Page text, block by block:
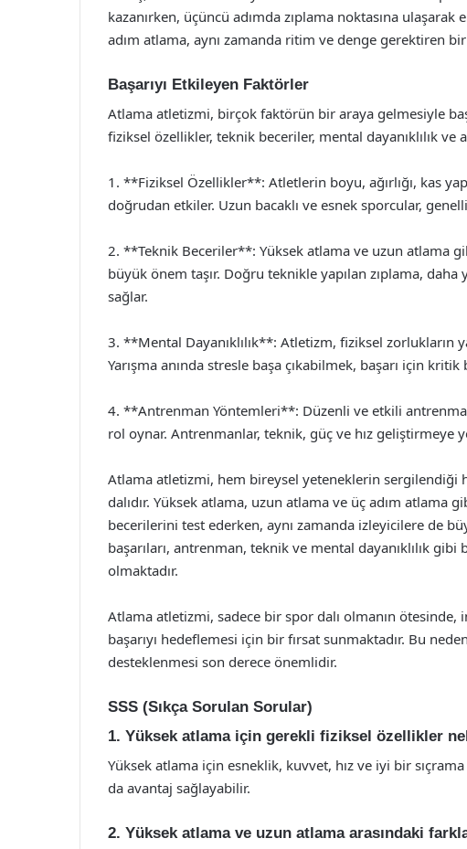
kazanırken, üçüncü adımda zıplama noktasına ulaşarak
adım atlama, aynı zamanda ritim ve denge gerektiren bir
Başarıyı Etkileyen Faktörler
Atlama atletizmi, birçok faktörün bir araya gelmesiyle
fiziksel özellikler, teknik beceriler, mental dayanıklılık
1. **Fiziksel Özellikler**: Atletlerin boyu, ağırlığı, kas
doğrudan etkiler. Uzun bacaklı ve esnek sporcular,
2. **Teknik Beceriler**: Yüksek atlama ve uzun atlama
büyük önem taşır. Doğru teknikle yapılan zıplama,
sağlar.
3. **Mental Dayanıklılık**: Atletizm, fiziksel zorlukların
Yarışma anında stresle başa çıkabilmek, başarı için
4. **Antrenman Yöntemleri**: Düzenli ve etkili
rol oynar. Antrenmanlar, teknik, güç ve hız geliştirmeye
Atlama atletizmi, hem bireysel yeteneklerin sergilendiği
dalıdır. Yüksek atlama, uzun atlama ve üç adım atlama
becerilerini test ederken, aynı zamanda izleyicilere de
başarıları, antrenman, teknik ve mental dayanıklılık
olmaktadır.
Atlama atletizmi, sadece bir spor dalı olmanın ötesinde,
başarıyı hedeflemesi için bir fırsat sunmaktadır. Bu
desteklenmesi son derece önemlidir.
SSS (Sıkça Sorulan Sorular)
1. Yüksek atlama için gerekli fiziksel özellikler
Yüksek atlama için esneklik, kuvvet, hız ve iyi bir
da avantaj sağlayabilir.
2. Yüksek atlama ve uzun atlama arasındaki